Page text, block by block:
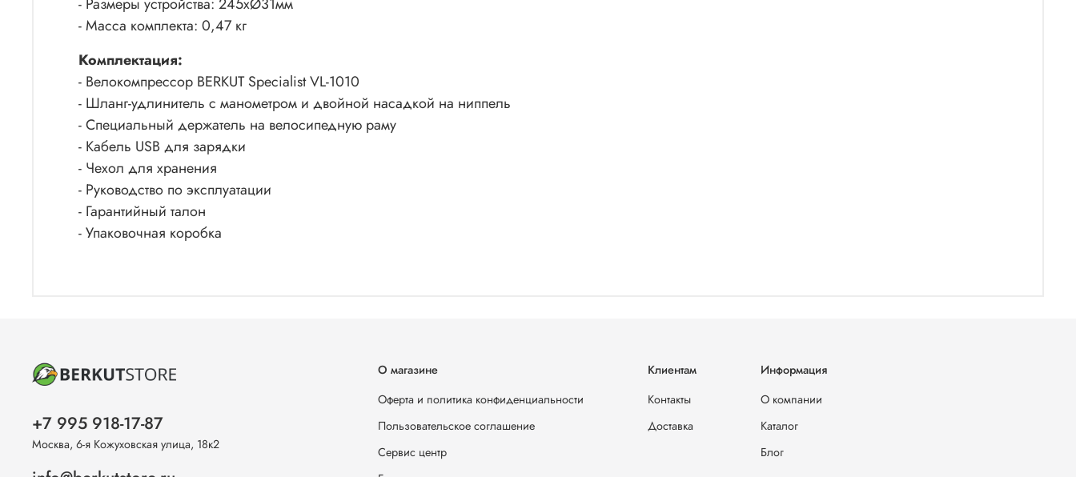
- Размеры устройства: 245xØ31мм
- Масса комплекта: 0,47 кг
Комплектация:
- Велокомпрессор BERKUT Specialist VL-1010
- Шланг-удлинитель с манометром и двойной насадкой на ниппель
- Специальный держатель на велосипедную раму
- Кабель USB для зарядки
- Чехол для хранения
- Руководство по эксплуатации
- Гарантийный талон
- Упаковочная коробка
О магазине
Оферта и политика конфиденциальности
Пользовательское соглашение
Сервис центр
Клиентам
Контакты
Доставка
Информация
О компании
Каталог
Блог
+7 995 918-17-87
Москва, 6-я Кожуховская улица, 18к2